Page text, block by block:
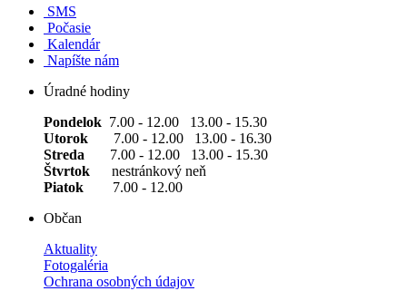
SMS
Počasie
Kalendár
Napíšte nám
Úradné hodiny
Pondelok 7.00 - 12.00 13.00 - 15.30
Utorok
7.00 - 12.00 13.00 - 16.30
Streda 7.00 - 12.00 13.00 - 15.30
Štvrtok
nestránkový neň
Piatok 7.00 - 12.00
Občan
Aktuality
Fotogaléria
Ochrana osobných údajov